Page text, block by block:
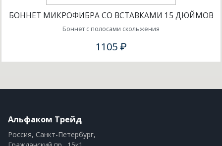
БОННЕТ МИКРОФИБРА СО ВСТАВКАМИ 15 ДЮЙМОВ
Боннет с полосами скольжения
1105 ₽
Альфаком Трейд
Россия, Санкт-Петербург,